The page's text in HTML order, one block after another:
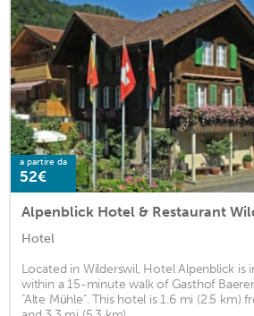
a partire da
52€
Hotel
Located in Wilderswil, Hotel Alpenblick is
within a 15-minute walk of Gasthof
"Alte Mühle". This hotel is 1.6 mi (2.5 km)